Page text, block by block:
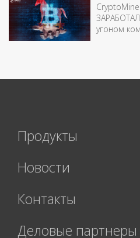
угоном
Продукты
Новости
Контакты
Деловые партнеры